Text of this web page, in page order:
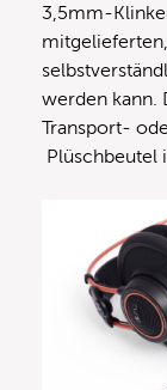
3,5mm-
werden kann.
Transport-
Plüschbeutel